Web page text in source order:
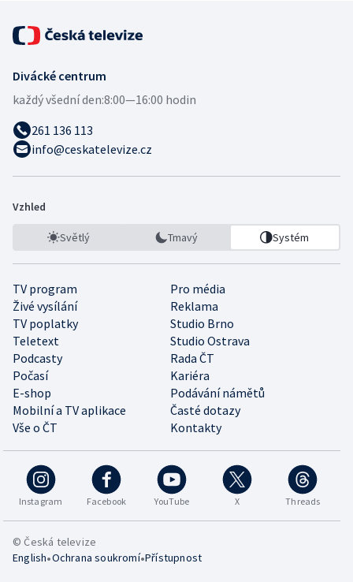
Divácké centrum
každý všední den:8:00—16:00 hodin
261 136 113
info@ceskatelevize.cz
Vzhled
Světlý Tmavý Systém
TV program
Pro média
Živé vysílání
Reklama
TV poplatky
Studio Brno
Teletext
Studio Ostrava
Podcasty
Rada ČT
Počasí
Kariéra
E-shop
Podávání námětů
Mobilní a TV aplikace
Časté dotazy
Vše o ČT
Kontakty
Instagram Facebook YouTube X Threads
© Česká televize
English•Ochrana soukromí•Přístupnost